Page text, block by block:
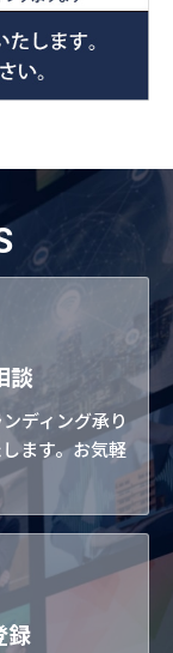
談
ディング承り
ます。お気軽
録